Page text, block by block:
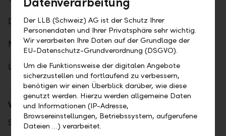
Devisengeschäfte
Noten- und Devisen und Edelmetallkurse
LLB Festgeld+
Weitere Produkte
Strukturierte Produkte
Der LLB (Schweiz) AG ist der Schutz Ihrer
Personendaten und Ihrer Privatsphäre sehr wichtig.
Wir verarbeiten Ihre Daten auf der Grundlage der
EU-Datenschutz-Grundverordnung (DSGVO).
Um die Funktionsweise der digitalen Angebote
sicherzustellen und fortlaufend zu verbessern,
benötigen wir einen Überblick darüber, wie diese
genutzt werden. Hierzu werden allgemeine Daten
und Informationen (IP-Adresse,
Browsereinstellungen, Betriebssystem, aufgerufene
Dateien …) verarbeitet.